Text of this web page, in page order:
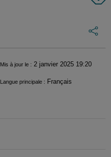
Mis à jour le : 2 janvier 2025 19:20
Langue principale : Français